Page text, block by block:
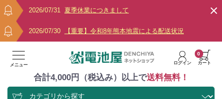
2026/07/31 夏季休業につきまして
2026/07/30 【重要】令和8年熊本地震による配送状況
メニュー ログイン カート
0
合計4,000円（税込み）以上で送料無料！